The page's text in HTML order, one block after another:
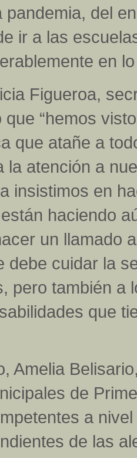
pandemia, del
ir a las
en
Figueroa,
que “hemos
que atañe a
la atención a
insistimos en
haciendo
un llamado
debe cuidar la
pero también a
que
Amelia
de
a
de las